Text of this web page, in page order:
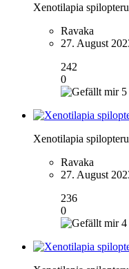
Xenotilapia
Ravaka
27. August
242
0
5
Xenotilapia
Ravaka
27. August
236
0
4